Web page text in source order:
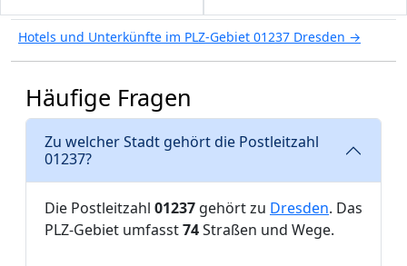
Hotels und Unterkünfte im PLZ-Gebiet 01237 Dresden →
Häufige Fragen
Zu welcher Stadt gehört die Postleitzahl
01237?
Die Postleitzahl 01237 gehört zu Dresden. Das
PLZ-Gebiet umfasst74Straßen und Wege.